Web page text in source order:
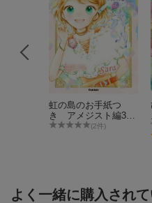
虹の島のお手紙つ
き アメジスト編3
幸福のしずく
(2件)
よく一緒に購入され